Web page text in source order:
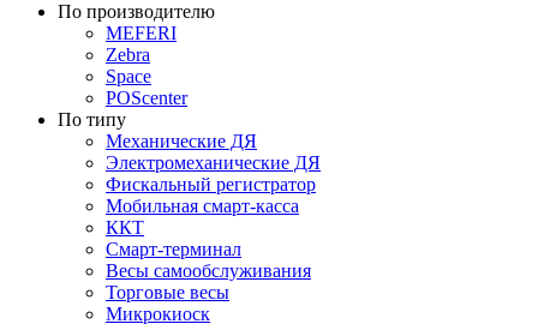
По производителю
MEFERI
Zebra
Space
POScenter
По типу
Механические ДЯ
Электромеханические ДЯ
Фискальный регистратор
Мобильная смарт-касса
ККТ
Смарт-терминал
Весы самообслуживания
Торговые весы
Микрокиоск